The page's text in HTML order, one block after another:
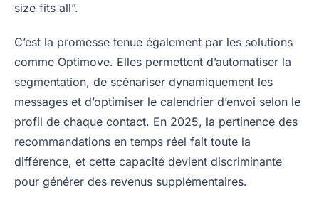
size fits all”.
C’est la promesse tenue également par les solutions
comme Optimove. Elles permettent d’automatiser la
segmentation, de scénariser dynamiquement les
messages et d’optimiser le calendrier d’envoi selon le
profil de chaque contact. En 2025, la pertinence des
recommandations en temps réel fait toute la
différence, et cette capacité devient discriminante
pour générer des revenus supplémentaires.